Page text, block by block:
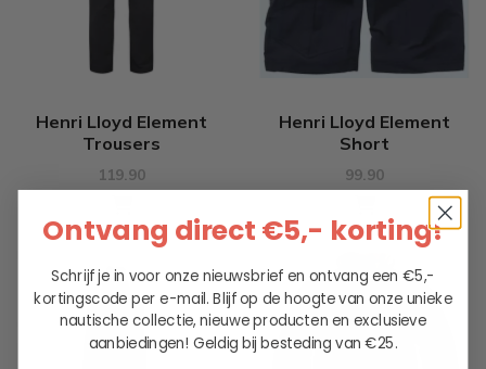
Henri Lloyd Element
Trousers
119.90
Henri Lloyd Element
Short
99.90
Ontvang direct €5,- korting!
Schrijf je in voor onze nieuwsbrief en ontvang een €5,-
kortingscode per e-mail. Blijf op de hoogte van onze unieke
nautische collectie, nieuwe producten en exclusieve
aanbiedingen! Geldig bij besteding van €25.